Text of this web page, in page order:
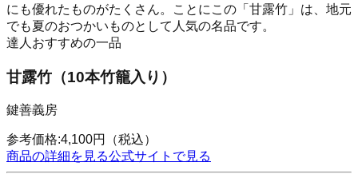
にも優れたものがたくさん。ことにこの「甘露竹」は、地元
でも夏のおつかいものとして人気の名品です。
達人おすすめの一品
甘露竹（10本竹籠入り）
鍵善義房
参考価格:4,100円
（税込）
商品の詳細を見る公式サイトで見る